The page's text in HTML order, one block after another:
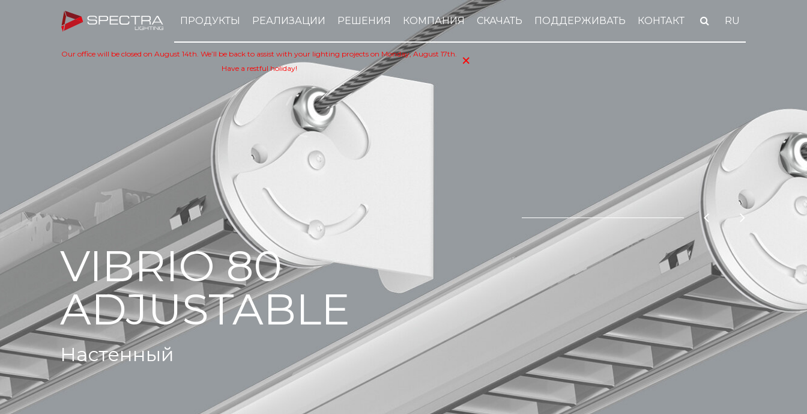
ПРОДУКТЫ РЕАЛИЗАЦИИ РЕШЕНИЯ КОМПАНИЯ СКАЧАТЬ ПОДДЕРЖИВАТЬ КОНТАКТ RU
Our office will be closed on August 14th. We’ll be back to assist with your lighting projects on Monday, August 17th.
Have a restful holiday!
×
VIBRIO 80
ADJUSTABLE
Настенный